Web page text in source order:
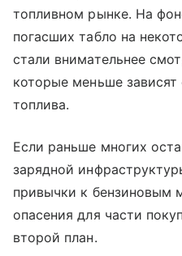
топливном рынке. На
погасших табло на
стали внимательнее
которые меньше зависят
топлива.
Если раньше многих
зарядной
привычки к бензиновым
опасения для части
второй план.